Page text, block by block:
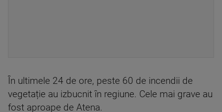
În ultimele 24 de ore, peste 60 de incendii de
vegetație au izbucnit în regiune. Cele mai grave au
fost aproape de Atena.